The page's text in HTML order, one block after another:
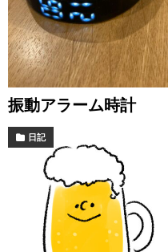
振動アラーム時計
日記